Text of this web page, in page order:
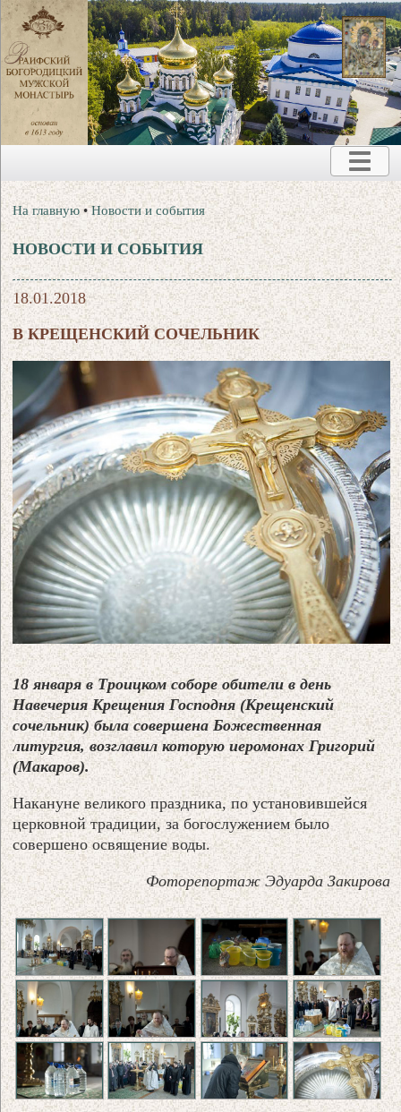
На главную •Новости и события
НОВОСТИ И СОБЫТИЯ
18.01.2018
В КРЕЩЕНСКИЙ СОЧЕЛЬНИК
18 января в Троицком соборе обители в день
Навечерия Крещения Господня (Крещенский
сочельник) была совершена Божественная
литургия, возглавил которую иеромонах Григорий
(Макаров).
Накануне великого праздника, по установившейся
церковной традиции, за богослужением было
совершено освящение воды.
Фоторепортаж Эдуарда Закирова